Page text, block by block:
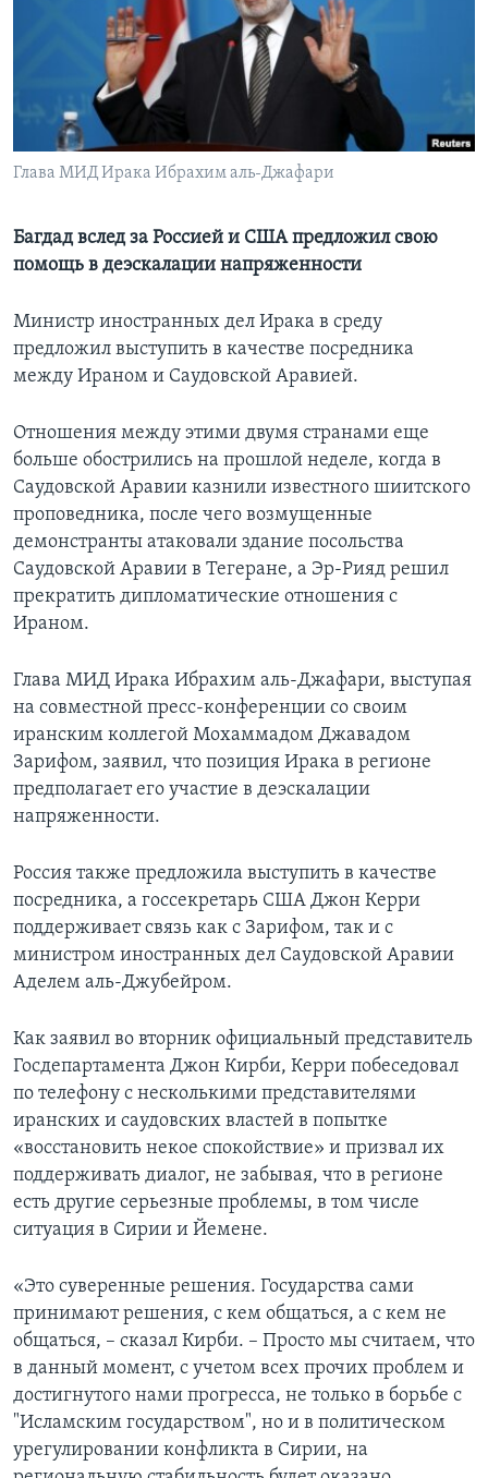
Learning English
СОЦИАЛЬНЫЕ СЕТИ
Глава МИД Ирака Ибрахим аль-Джафари
Багдад вслед за Россией и США предложил свою
помощь в деэскалации напряженности
Министр иностранных дел Ирака в среду
предложил выступить в качестве посредника
между Ираном и Саудовской Аравией.
Отношения между этими двумя странами еще
больше обострились на прошлой неделе, когда в
Саудовской Аравии казнили известного шиитского
проповедника, после чего возмущенные
демонстранты атаковали здание посольства
Саудовской Аравии в Тегеране, а Эр-Рияд решил
прекратить дипломатические отношения с
Ираном.
Глава МИД Ирака Ибрахим аль-Джафари, выступая
на совместной пресс-конференции со своим
иранским коллегой Мохаммадом Джавадом
Зарифом, заявил, что позиция Ирака в регионе
предполагает его участие в деэскалации
напряженности.
Россия также предложила выступить в качестве
посредника, а госсекретарь США Джон Керри
поддерживает связь как с Зарифом, так и с
министром иностранных дел Саудовской Аравии
Аделем аль-Джубейром.
Как заявил во вторник официальный представитель
Госдепартамента Джон Кирби, Керри побеседовал
по телефону с несколькими представителями
иранских и саудовских властей в попытке
«восстановить некое спокойствие» и призвал их
поддерживать диалог, не забывая, что в регионе
есть другие серьезные проблемы, в том числе
ситуация в Сирии и Йемене.
«Это суверенные решения. Государства сами
принимают решения, с кем общаться, а с кем не
общаться, – сказал Кирби. – Просто мы считаем, что
в данный момент, с учетом всех прочих проблем и
достигнутого нами прогресса, не только в борьбе с
"Исламским государством", но и в политическом
урегулировании конфликта в Сирии, на